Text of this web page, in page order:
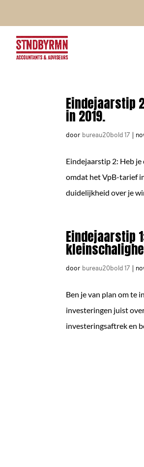
Eindejaarstip
in 2019.
door bureau20bold17 |
Eindejaarstip 2: Heb
omdat het VpB-tarief
duidelijkheid over je
Eindejaarstip
door bureau20bold17 |
Ben je van plan om te
investeringen juist
investeringsaftrek en